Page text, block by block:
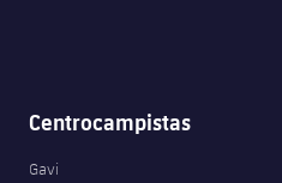
Centrocampistas
Gavi